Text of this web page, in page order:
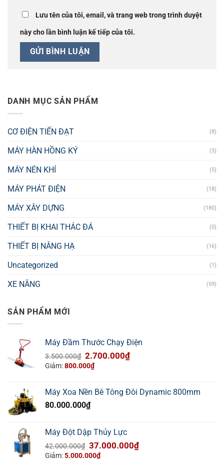
Lưu tên của tôi, email, và trang web trong trình duyệt
này cho lần bình luận kế tiếp của tôi.
DANH MỤC SẢN PHẨM
CƠ ĐIỆN TIẾN ĐẠT (8)
MÁY HÀN HỒNG KÝ (3)
MÁY NÉN KHÍ (5)
MÁY PHÁT ĐIỆN (18)
MÁY XÂY DỰNG (180)
THIẾT BỊ KHAI THÁC ĐÁ (0)
THIẾT BỊ NÂNG HẠ (16)
Uncategorized (1)
XE NÂNG (59)
SẢN PHẨM MỚI
Máy Đầm Thước Chạy Điện
3.500.000₫ Giá
gốc
3.500.000₫.
2.700.000₫Giá
là:
2.700.000₫.
Giảm:800.000₫
Máy Xoa Nền Bê Tông Đôi Dynamic 800mm
80.000.000₫
Máy Đột Dập Thủy Lực
42.000.000₫ Giá
gốc
37.000.000₫Giá
Giảm:5.000.000₫